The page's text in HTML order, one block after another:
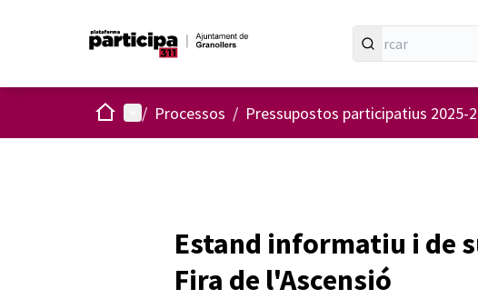
Inici Menú principal
/ Processos / Pressupostos participatius 2025-
Estand informatiu i de
Fira de l'Ascensió